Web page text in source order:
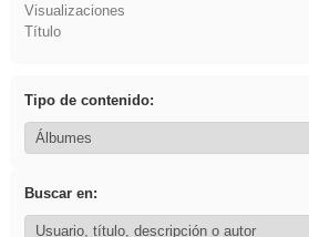
Visualizaciones
Título
Tipo de contenido:
Buscar en: